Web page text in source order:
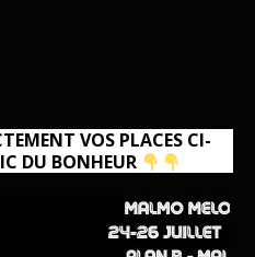
VOS PLACES CI-
DU BONHEUR